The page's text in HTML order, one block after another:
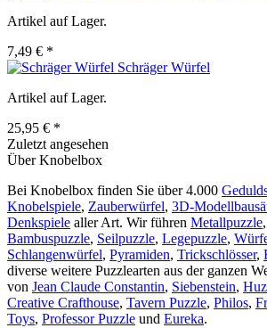
Artikel auf Lager.
7,49 € *
Schräger Würfel
Artikel auf Lager.
25,95 € *
Zuletzt angesehen
Über Knobelbox
Bei Knobelbox finden Sie über 4.000
Knobelspiele, Zauberwürfel, 3D-
Denkspiele aller Art. Wir führen Metallpuzzle,
Bambuspuzzle, Seilpuzzle, Legepuzzle,
Schlangenwürfel, Pyramiden, Trickschlösser,
diverse weitere Puzzlearten aus der ganzen
von Jean Claude Constantin, Siebenstein,
Creative Crafthouse, Tavern Puzzle, Philos,
Toys, Professor Puzzle und Eureka.